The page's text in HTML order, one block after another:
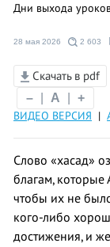
Дни выхода
28 мая 2026 2 603
Скачать в pdf
– A
+
ВИДЕО ВЕРСИЯ |
Слово «хасад»
благам, которые
чтобы их не
кого-либо
достижения, и